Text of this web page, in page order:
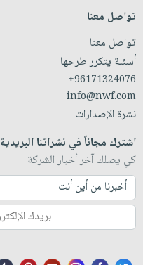
تواصل معنا
تواصل معنا
أسئلة يتكرر طرحها
+96171324076
info@nwf.com
نشرة الإصدارات
اشترك مجاناً في نشراتنا البريدية
كي يصلك آخر أخبار الشركة